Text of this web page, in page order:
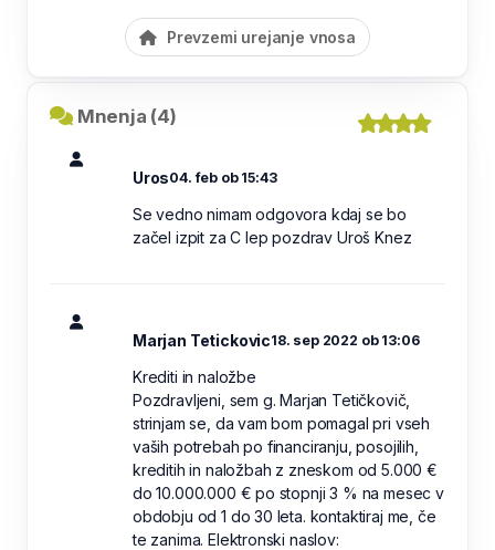
Prevzemi urejanje vnosa
Mnenja (4)
Uros04. feb ob 15:43
Se vedno nimam odgovora kdaj se bo
začel izpit za C lep pozdrav Uroš Knez
Marjan Tetickovic18. sep 2022 ob 13:06
Krediti in naložbe
Pozdravljeni, sem g. Marjan Tetičkovič,
strinjam se, da vam bom pomagal pri vseh
vaših potrebah po financiranju, posojilih,
kreditih in naložbah z zneskom od 5.000 €
do 10.000.000 € po stopnji 3 % na mesec v
obdobju od 1 do 30 leta. kontaktiraj me, če
te zanima. Elektronski naslov: